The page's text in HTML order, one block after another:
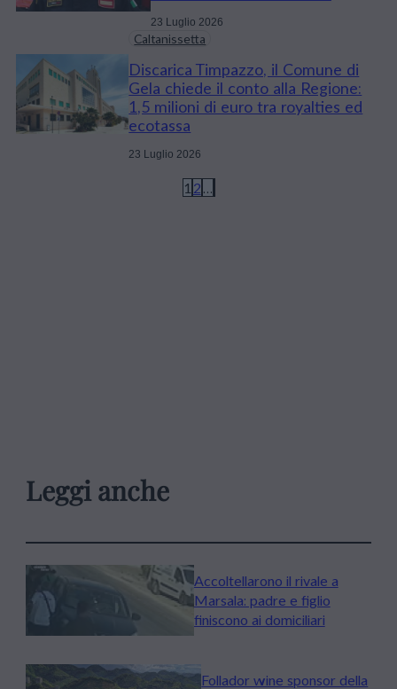
23 Luglio 2026
Caltanissetta
Discarica Timpazzo, il Comune di
Gela chiede il conto alla Regione:
1,5 milioni di euro tra royalties ed
ecotassa
23 Luglio 2026
1 2 …
Leggi anche
Accoltellarono il rivale a
Marsala: padre e figlio
finiscono ai domiciliari
Follador wine sponsor della